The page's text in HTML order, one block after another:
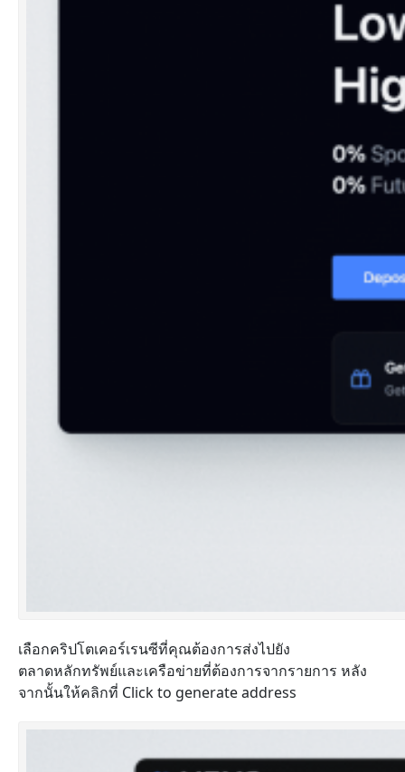
เลือกคริปโตเคอร์เรนซีที่คุณต้องการส่งไปยัง
ตลาดหลักทรัพย์และเครือข่ายที่ต้องการจากรายการ หลัง
จากนั้นให้คลิกที่ Click to generate address